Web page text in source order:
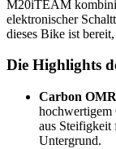
M20iTEAM
elektronischer
dieses Bike ist
Die Highlights
Carbon
hochwertigem
aus Steifigkeit
Untergrund.